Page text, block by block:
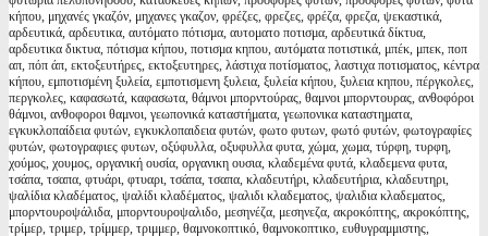
κήπου, μηχανές γκαζόν, μηχανες γκαζον, φρέζες, φρεζες, φρέζα, φρεζα, ψεκαστικά,
αρδευτικά, αρδευτικα, αυτόματο πότισμα, αυτοματο ποτισμα, αρδευτικά δίκτυα,
αρδευτικα δικτυα, πότισμα κήπου, ποτισμα κηπου, αυτόματα ποτιστικά, μπέκ, μπεκ, ποπ
απ, πόπ άπ, εκτοξευτήρες, εκτοξευτηρες, λάστιχα ποτίσματος, λαστιχα ποτισματος, κέντρα
κήπου, εμποτισμένη ξυλεία, εμποτισμενη ξυλεια, ξυλεία κήπου, ξυλεια κηπου, πέργκολες,
περγκολες, καφασωτά, καφασωτα, θάμνοι μπορντούρας, θαμνοι μπορντουρας, ανθοφόροι
θάμνοι, ανθοφοροι θαμνοι, γεωπονικά καταστήματα, γεωπονικα καταστηματα,
εγκυκλοπαίδεια φυτών, εγκυκλοπαιδεια φυτών, φωτο φυτων, φωτό φυτών, φωτογραφίες
φυτών, φωτογραφιες φυτων, οξύφυλλα, οξυφυλλα φυτα, χώμα, χωμα, τύρφη, τυρφη,
χούμος, χουμος, οργανική ουσία, οργανικη ουσια, κλαδεμένα φυτά, κλαδεμενα φυτα,
τσάπα, τσαπα, φτυάρι, φτυαρι, τσάπα, τσαπα, κλαδευτήρι, κλαδευτήρια, κλαδευτηρι,
ψαλίδια κλαδέματος, ψαλίδι κλαδέματος, ψαλιδι κλαδεματος, ψαλιδια κλαδεματος,
μπορντουροψάλιδα, μπορντουροψαλιδο, μεσηνέζα, μεσηνεζα, ακροκόπτης, ακροκόπτης,
τρίμερ, τριμερ, τρίμμερ, τριμμερ, θαμνοκοπτικό, θαμνοκοπτικο, ευθυγραμμιστης,